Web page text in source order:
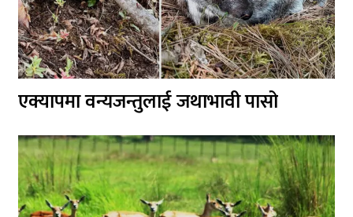
एक्यापमा वन्यजन्तुलाई जथाभावी पासो